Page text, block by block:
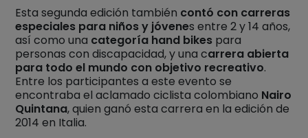
Esta segunda edición también contó con carreras
especiales para niños y jóvenes entre 2 y 14 años,
así como una categoría hand bikes para
personas con discapacidad, y una carrera abierta
para todo el mundo con objetivo recreativo.
Entre los participantes a este evento se
encontraba el aclamado ciclista colombiano Nairo
Quintana, quien ganó esta carrera en la edición de
2014 en Italia.